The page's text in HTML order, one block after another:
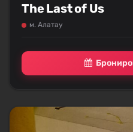
The Last of Us
м. Алатау